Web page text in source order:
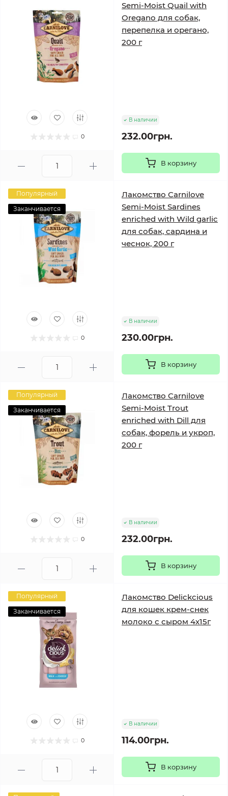
0
Semi-Moist Quail with
Oregano для собак,
перепелка и орегано,
200 г
В наличии
232.00грн.
В корзину
Популярный
Заканчивается
0
Лакомство Carnilove
Semi-Moist Sardines
enriched with Wild garlic
для собак, сардина и
чеснок, 200 г
В наличии
230.00грн.
В корзину
Популярный
Заканчивается
0
Лакомство Carnilove
Semi-Moist Trout
enriched with Dill для
собак, форель и укроп,
200 г
В наличии
232.00грн.
В корзину
Популярный
Заканчивается
0
Лакомство Delickcious
для кошек крем-снек
молоко с сыром 4х15г
В наличии
114.00грн.
В корзину